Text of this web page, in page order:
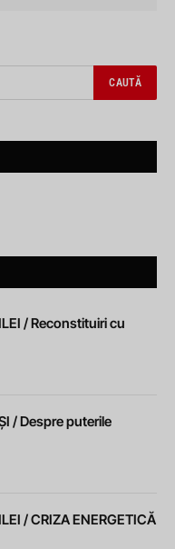
/ Reconstituiri cu
/ Despre puterile
/ CRIZA ENERGETICĂ